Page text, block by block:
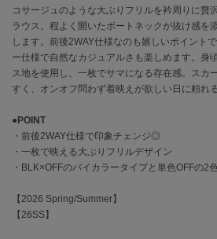
COLE HAAN
コール ハーン
CONVERSE
コンバース
DANSKIN
ダンスキン
EIMY ISTOIRE
エイミー イストワール
コサージュのような大ぶりフリルを衿周りに贅
ラウス。程よく開いたボートネックが抜け感を
します。前後2WAY仕様なのも嬉しいポイント
ー仕様で自然なカジュアルさも楽しめます。身
ス地を使用し、一枚でサマになる存在感。スカ
すく、オンオフ問わず着映えが欲しい日に頼れ
●POINT
・前後2WAY仕様で印象チェンジ◎
・一枚で映える大ぶりフリルデザイン
・BLK×OFFのバイカラータイプと単色OFFの2
【2026 Spring/Summer】
【26SS】